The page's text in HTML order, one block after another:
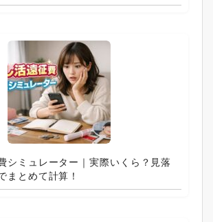
シミュレーター｜実際いくら？見落
まとめて計算！